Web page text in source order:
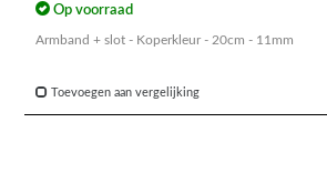
Op voorraad
Armband + slot - Koperkleur - 20cm - 11mm
Toevoegen aan vergelijking